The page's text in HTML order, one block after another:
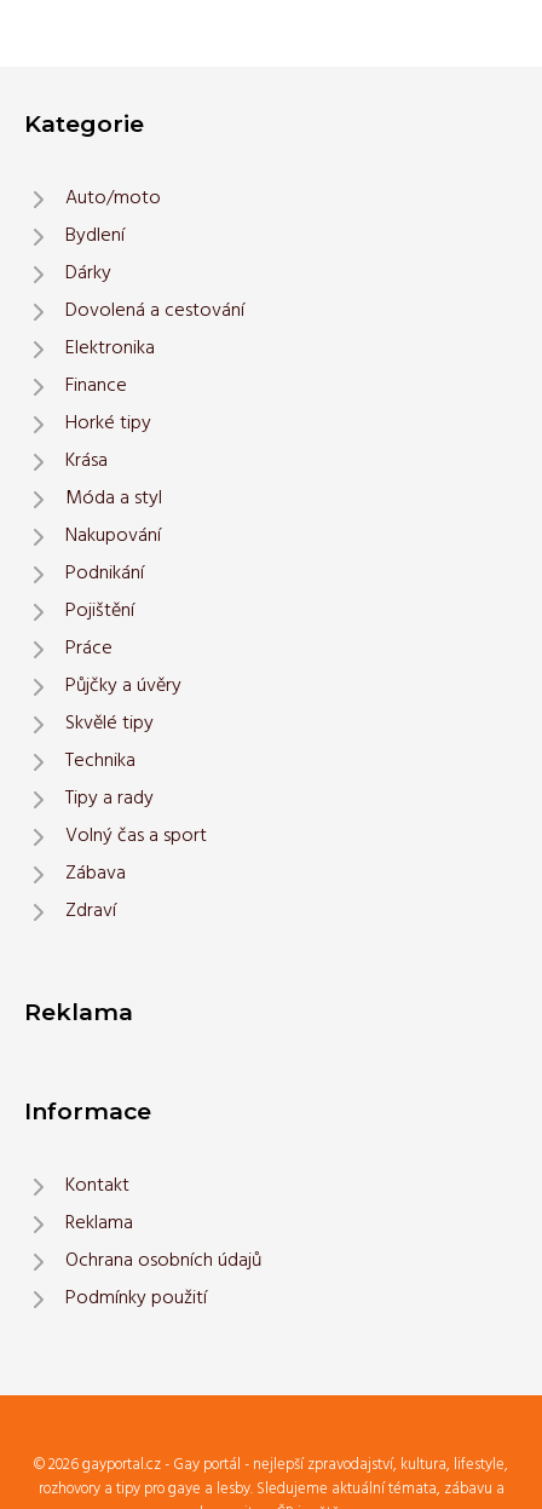
Kategorie
Auto/moto
Bydlení
Dárky
Dovolená a cestování
Elektronika
Finance
Horké tipy
Krása
Móda a styl
Nakupování
Podnikání
Pojištění
Práce
Půjčky a úvěry
Skvělé tipy
Technika
Tipy a rady
Volný čas a sport
Zábava
Zdraví
Reklama
Informace
Kontakt
Reklama
Ochrana osobních údajů
Podmínky použití
© 2026 gayportal.cz - Gay portál - nejlepší zpravodajství, kultura, lifestyle,
rozhovory a tipy pro gaye a lesby. Sledujeme aktuální témata, zábavu a